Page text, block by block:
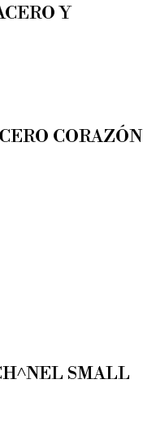
Y
CORAZÓN
SMALL